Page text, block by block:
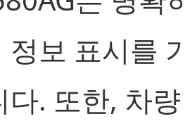
정보 표시를
다. 또한, 차